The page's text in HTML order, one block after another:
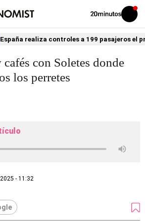
Volver
Iniciar
sesión
España realiza controles a 199 pasajeros el
cafés con Soletes donde
los perretes
- 11:32